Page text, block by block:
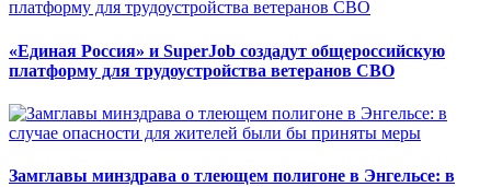
«Единая Россия» и SuperJob создадут общероссийскую
платформу для трудоустройства ветеранов СВО
Замглавы минздрава о тлеющем полигоне в Энгельсе: в